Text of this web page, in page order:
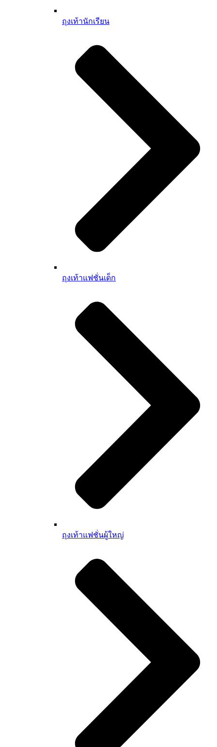
ถุงเท้านักเรียน
ถุงเท้าแฟชั่นเด็ก
ถุงเท้าแฟชั่นผู้ใหญ่